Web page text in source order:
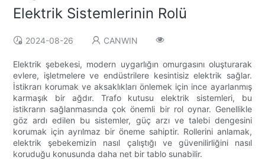
Elektrik Sistemlerinin Rolü
2024-08-26 CANWIN
Elektrik şebekesi, modern uygarlığın omurgasını oluşturarak
evlere, işletmelere ve endüstrilere kesintisiz elektrik sağlar.
İstikrarı korumak ve aksaklıkları önlemek için ince ayarlanmış
karmaşık bir ağdır. Trafo kutusu elektrik sistemleri, bu
istikrarın sağlanmasında çok önemli bir rol oynar. Genellikle
göz ardı edilen bu sistemler, güç arzı ve talebi dengesini
korumak için ayrılmaz bir öneme sahiptir. Rollerini anlamak,
elektrik şebekemizin nasıl çalıştığı ve güvenilirliğini nasıl
koruduğu konusunda daha net bir tablo sunabilir.